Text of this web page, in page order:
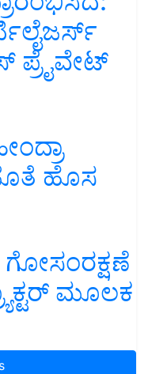
ಪ್ರೈವೇಟ್
ಹೊಸ
ಮೂಲಕ